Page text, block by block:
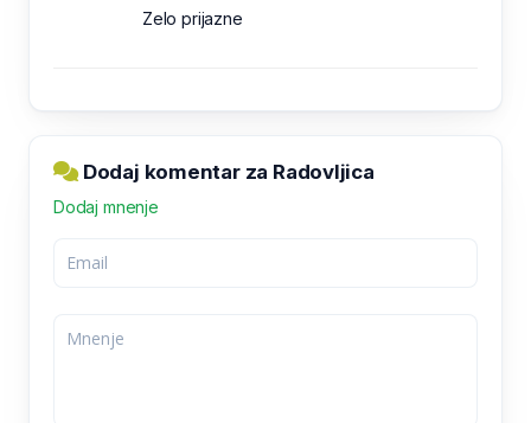
Zelo prijazne
Dodaj komentar za Radovljica
Dodaj mnenje